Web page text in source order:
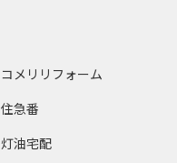
コメリリフォーム
住急番
灯油宅配